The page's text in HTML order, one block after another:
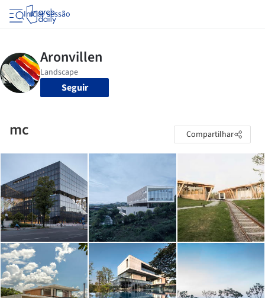
Iniciar sessão
Seguir
mc Compartilhar